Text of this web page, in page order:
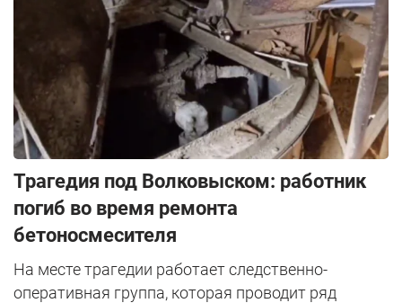
Трагедия под Волковыском: работник
погиб во время ремонта
бетоносмесителя
На месте трагедии работает следственно-
оперативная группа, которая проводит ряд